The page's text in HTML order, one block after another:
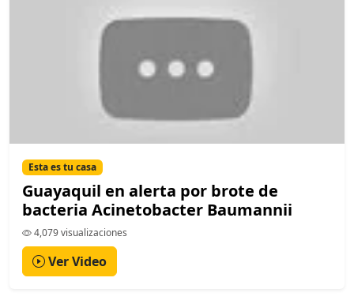
Esta es tu casa
Guayaquil en alerta por brote de
bacteria Acinetobacter Baumannii
4,079 visualizaciones
Ver Video